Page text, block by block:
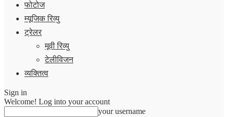
फोटोज
म्यूजिक रिव्यु
ट्रेलर
मूवी रिव्यु
टेलीविजन
व्यक्तित्व
Sign in
Welcome! Log into your account
your username